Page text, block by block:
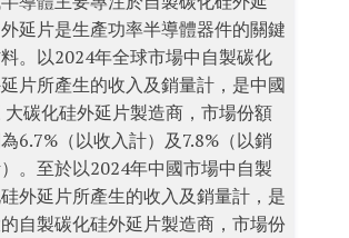
延片是生產功率半導體器件的關鍵
。以2024年全球市場中自製碳化
片所產生的收入及銷量計，是中國
大碳化硅外延片製造商，市場份額
6.7%（以收入計）及7.8%（以銷
。至於以2024年中國市場中自製
外延片所產生的收入及銷量計，是
自製碳化硅外延片製造商，市場份